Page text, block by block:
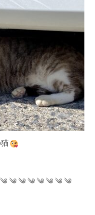
༄ ༄ ༄ ༄ ༄ ༄ ༄